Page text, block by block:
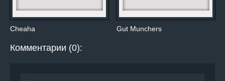
Cheaha Gut Munchers
Комментарии (0):